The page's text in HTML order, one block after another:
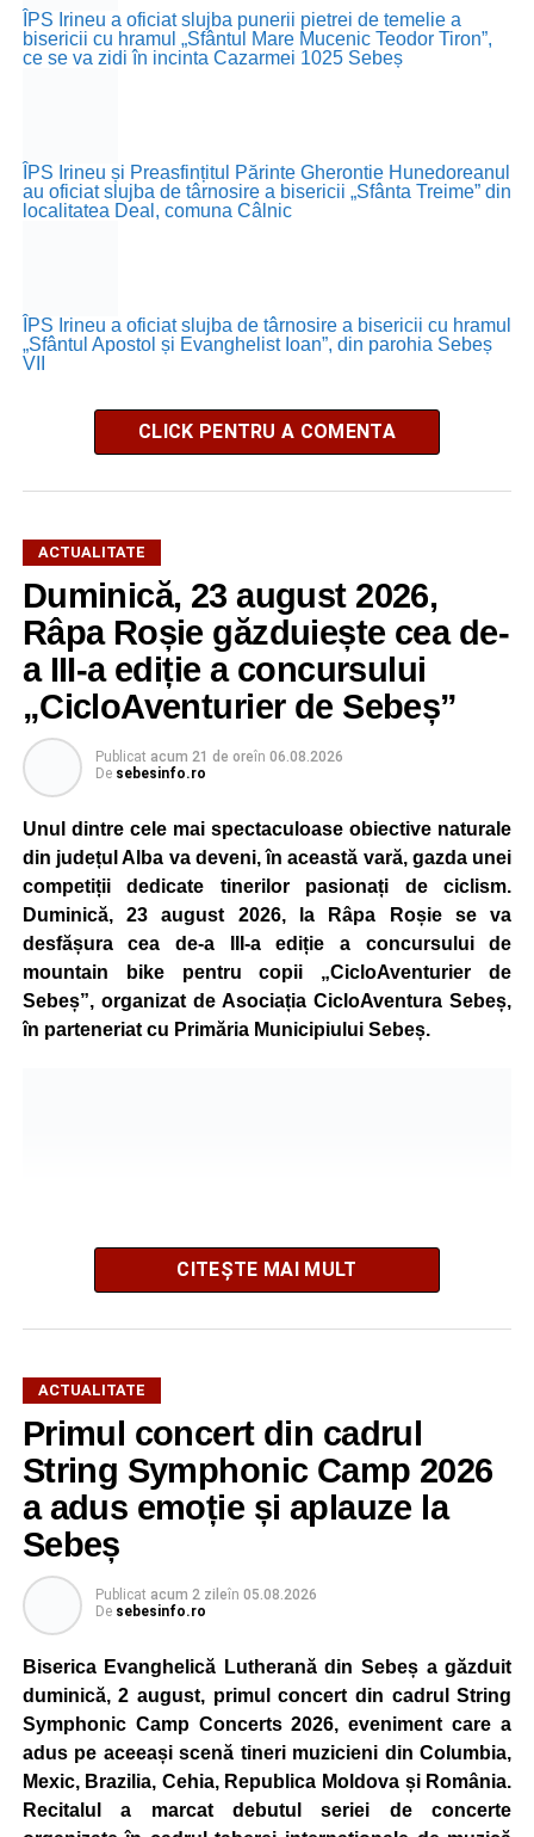
ÎPS Irineu a oficiat slujba punerii pietrei de temelie a
bisericii cu hramul „Sfântul Mare Mucenic Teodor Tiron”,
ce se va zidi în incinta Cazarmei 1025 Sebeș
ÎPS Irineu și Preasfințitul Părinte Gherontie Hunedoreanul
au oficiat slujba de târnosire a bisericii „Sfânta Treime” din
localitatea Deal, comuna Câlnic
ÎPS Irineu a oficiat slujba de târnosire a bisericii cu hramul
„Sfântul Apostol și Evanghelist Ioan”, din parohia Sebeș
VII
CLICK PENTRU A COMENTA
ACTUALITATE
Duminică, 23 august 2026,
Râpa Roșie găzduiește cea de-
a III-a ediție a concursului
„CicloAventurier de Sebeș”
Publicat acum 21 de oreîn 06.08.2026
De sebesinfo.ro
Unul dintre cele mai spectaculoase obiective naturale
din județul Alba va deveni, în această vară, gazda unei
competiții dedicate tinerilor pasionați de ciclism.
Duminică, 23 august 2026, la Râpa Roșie se va
desfășura cea de-a III-a ediție a concursului de
mountain bike pentru copii „CicloAventurier de
Sebeș”, organizat de Asociația CicloAventura Sebeș,
în parteneriat cu Primăria Municipiului Sebeș.
După două ediții organizate în Parcul Arini, competiția se
mută într-un nou decor, oferind participanților ocazia de a
concura într-un cadru natural deosebit. Evenimentul este
destinat copiilor și adolescenților cu vârste cuprinse între
5 și 18 ani, iar participarea este gratuită.
Organizatorii au pregătit trasee adaptate fiecărei categorii
de vârstă, astfel încât competiția să fie accesibilă atât
celor aflați la început de drum, cât și celor cu experiență în
mountain bike. La finalul întrecerii, cei mai bine clasați
concurenți vor fi recompensați cu premii în bani și premii
oferite de partenerii evenimentului.
Înaintea zilei de concurs, participanții își vor putea ridica
CITEȘTE MAI MULT
ACTUALITATE
Primul concert din cadrul
String Symphonic Camp 2026
a adus emoție și aplauze la
Sebeș
Publicat acum 2 zileîn 05.08.2026
De sebesinfo.ro
Biserica Evanghelică Lutherană din Sebeș a găzduit
duminică, 2 august, primul concert din cadrul String
Symphonic Camp Concerts 2026, eveniment care a
adus pe aceeași scenă tineri muzicieni din Columbia,
Mexic, Brazilia, Cehia, Republica Moldova și România.
Recitalul a marcat debutul seriei de concerte